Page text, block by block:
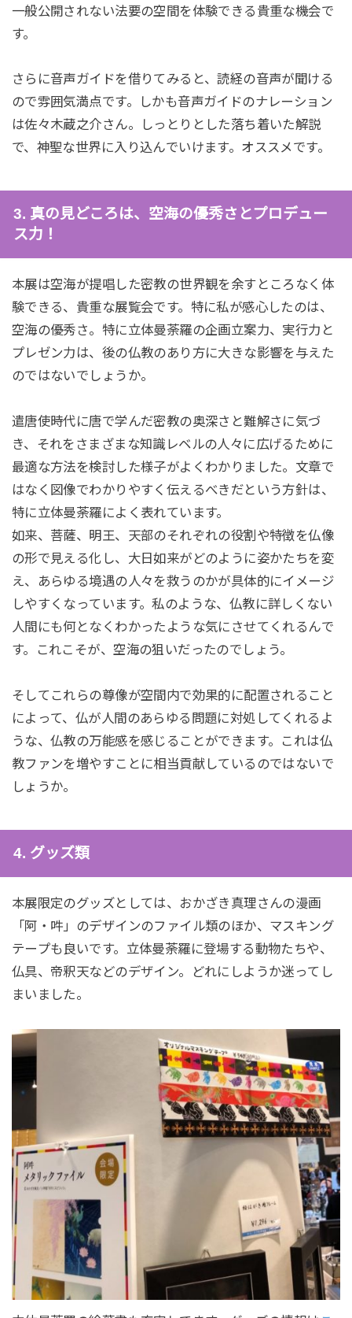
一般公開されない法要の空間を体験できる貴重な機会で
す。
さらに音声ガイドを借りてみると、読経の音声が聞ける
ので雰囲気満点です。しかも音声ガイドのナレーション
は佐々木蔵之介さん。しっとりとした落ち着いた解説
で、神聖な世界に入り込んでいけます。オススメです。
3. 真の見どころは、空海の優秀さとプロデュー
ス力！
本展は空海が提唱した密教の世界観を余すところなく体
験できる、貴重な展覧会です。特に私が感心したのは、
空海の優秀さ。特に立体曼荼羅の企画立案力、実行力と
プレゼン力は、後の仏教のあり方に大きな影響を与えた
のではないでしょうか。
遣唐使時代に唐で学んだ密教の奥深さと難解さに気づ
き、それをさまざまな知識レベルの人々に広げるために
最適な方法を検討した様子がよくわかりました。文章で
はなく図像でわかりやすく伝えるべきだという方針は、
特に立体曼荼羅によく表れています。
如来、菩薩、明王、天部のそれぞれの役割や特徴を仏像
の形で見える化し、大日如来がどのように姿かたちを変
え、あらゆる境遇の人々を救うのかが具体的にイメージ
しやすくなっています。私のような、仏教に詳しくない
人間にも何となくわかったような気にさせてくれるんで
す。これこそが、空海の狙いだったのでしょう。
そしてこれらの尊像が空間内で効果的に配置されること
によって、仏が人間のあらゆる問題に対処してくれるよ
うな、仏教の万能感を感じることができます。これは仏
教ファンを増やすことに相当貢献しているのではないで
しょうか。
4. グッズ類
本展限定のグッズとしては、おかざき真理さんの漫画
「阿・吽」のデザインのファイル類のほか、マスキング
テープも良いです。立体曼荼羅に登場する動物たちや、
仏具、帝釈天などのデザイン。どれにしようか迷ってし
まいました。